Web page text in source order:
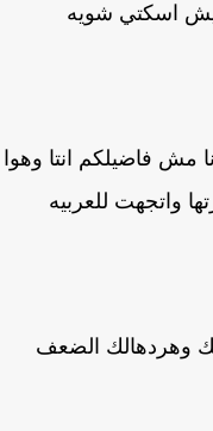
اسكتي شويه
فاضيلكم انتا وهوا
واتجهت للعربيه
وهردهالك الضعف